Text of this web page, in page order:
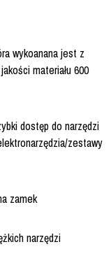
wykoanana jest z
materiału 600
dostęp do narzędzi
zestawy
zamek
narzędzi